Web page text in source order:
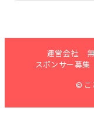
運営会社
スポンサー募集
© こ